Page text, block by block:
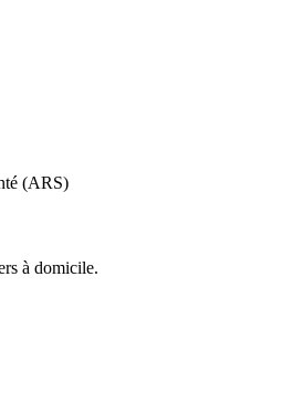
(ARS)
à domicile.